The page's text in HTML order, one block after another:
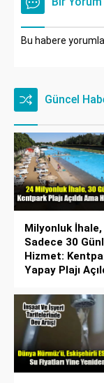
Bu habere
Güncel
Milyonluk İhale,
Sadece 30
Hizmet:
Yapay Plajı